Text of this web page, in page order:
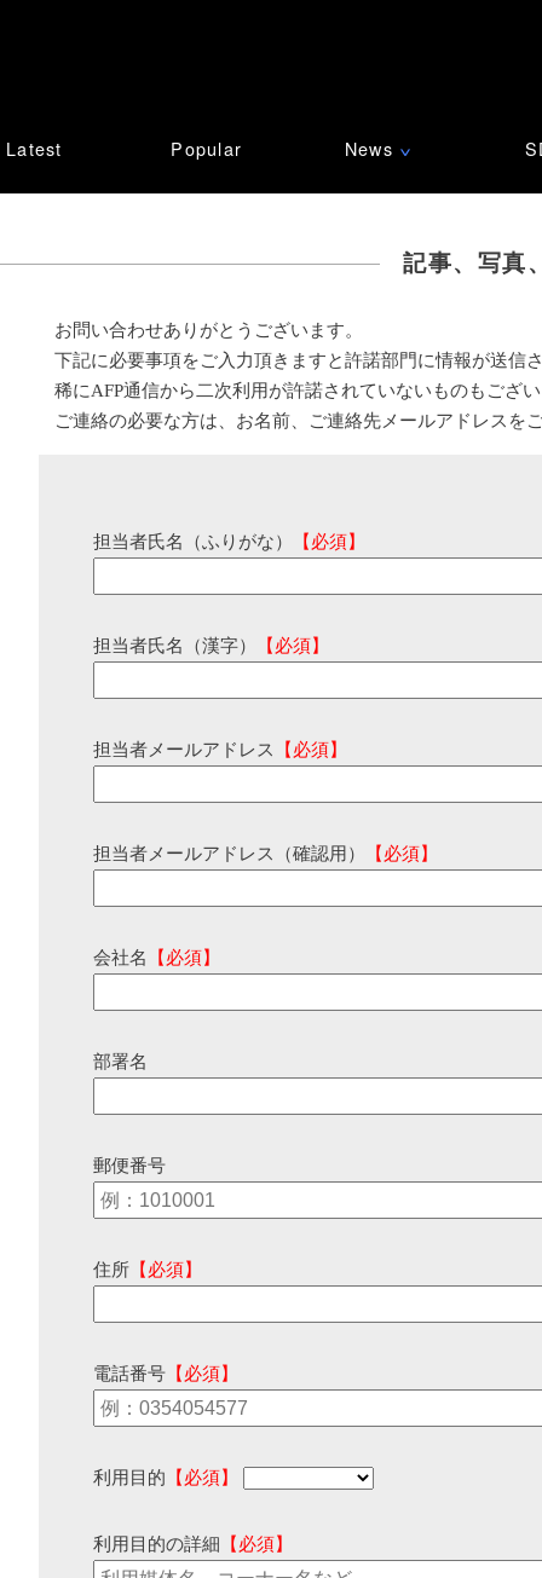
Latest Popular News ∨
記事、写真
お問い合わせありがとうございます。
下記に必要事項をご入力頂きますと許諾部門に情報が送信
稀にAFP通信から二次利用が許諾されていないものもござ
ご連絡の必要な方は、お名前、ご連絡先メールアドレスを
担当者氏名（ふりがな） 【必須】
担当者氏名（漢字） 【必須】
担当者メールアドレス 【必須】
担当者メールアドレス（確認用） 【必須】
会社名 【必須】
部署名
郵便番号
住所 【必須】
電話番号 【必須】
利用目的 【必須】
利用目的の詳細 【必須】